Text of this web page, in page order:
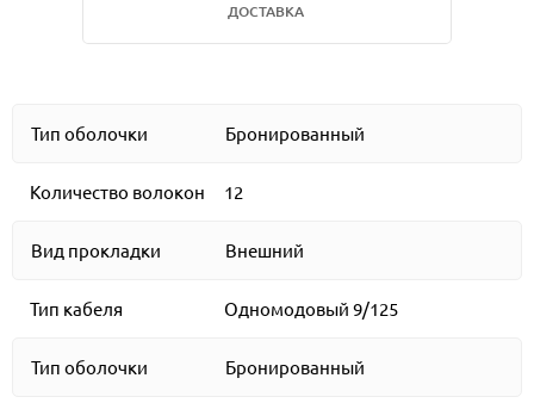
ДОСТАВКА
Тип оболочки Бронированный
Количество волокон 12
Вид прокладки Внешний
Тип кабеля Одномодовый 9/125
Тип оболочки Бронированный